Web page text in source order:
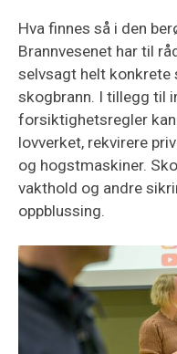
Hva finnes så i den
Brannvesenet har til
selvsagt helt konkrete
skogbrann. I tillegg til
forsiktighetsregler
lovverket, rekvirere
og hogstmaskiner.
vakthold og andre
oppblussing.